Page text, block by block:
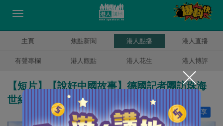
主頁 焦點新聞 港人點播 港人直播
有聲專欄 港人觀點 港人花生 港人博評
【短片】【說好中國故事】德國記者團訪珠海
世紀工程 見識灣區高質量發展
分享
讚好 9